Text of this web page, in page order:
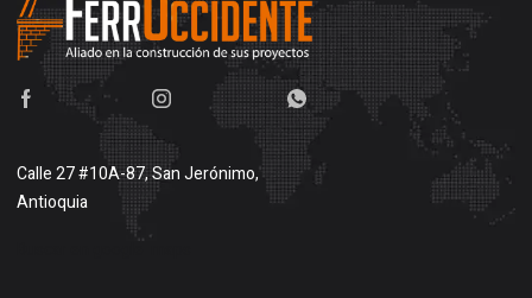
Calle 27 #10A-87, San Jerónimo,
Antioquia